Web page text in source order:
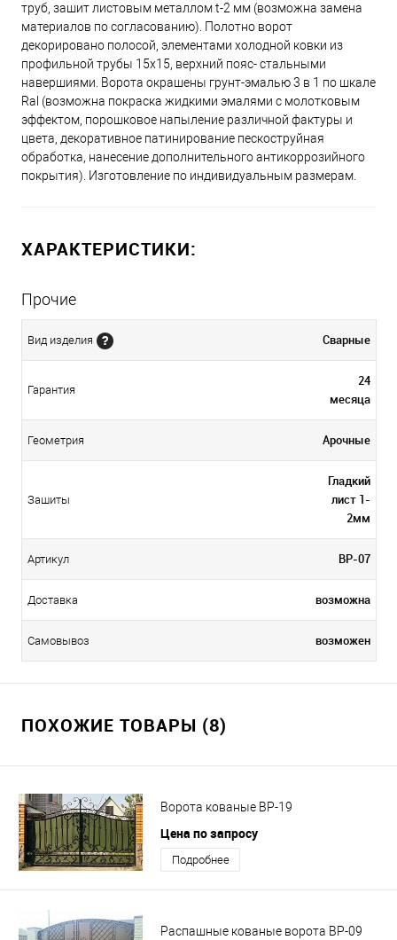
труб, зашит листовым металлом t-2 мм (возможна замена
материалов по согласованию). Полотно ворот
декорировано полосой, элементами холодной ковки из
профильной трубы 15х15, верхний пояс- стальными
навершиями. Ворота окрашены грунт-эмалью 3 в 1 по шкале
Ral (возможна покраска жидкими эмалями с молотковым
эффектом, порошковое напыление различной фактуры и
цвета, декоративное патинирование пескоструйная
обработка, нанесение дополнительного антикоррозийного
покрытия). Изготовление по индивидуальным размерам.
ХАРАКТЕРИСТИКИ:
Прочие
Вид изделия Сварные
Гарантия
24
месяца
Геометрия Арочные
Зашиты
Гладкий
лист 1-
2мм
Артикул ВР-07
Доставка возможна
Самовывоз возможен
ПОХОЖИЕ ТОВАРЫ (8)
Ворота кованые ВР-19
Цена по запросу
Подробнее
Распашные кованые ворота ВР-09